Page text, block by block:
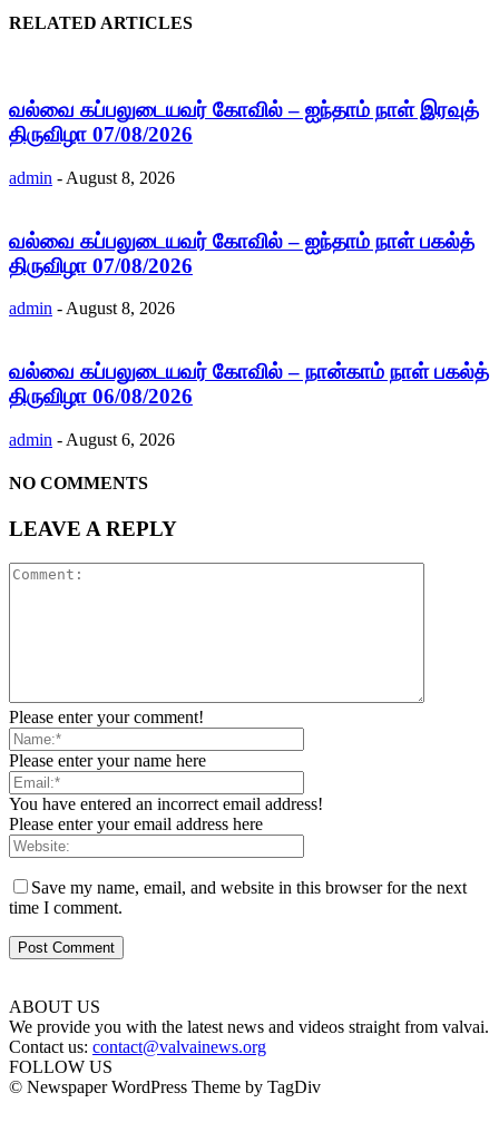
RELATED ARTICLES
வல்வை கப்பலுடையவர் கோவில் – ஐந்தாம் நாள் இரவுத்
திருவிழா 07/08/2026
admin - August 8, 2026
வல்வை கப்பலுடையவர் கோவில் – ஐந்தாம் நாள் பகல்த்
திருவிழா 07/08/2026
admin - August 8, 2026
வல்வை கப்பலுடையவர் கோவில் – நான்காம் நாள் பகல்த்
திருவிழா 06/08/2026
admin - August 6, 2026
NO COMMENTS
LEAVE A REPLY
Please enter your comment!
Please enter your name here
You have entered an incorrect email address!
Please enter your email address here
Save my name, email, and website in this browser for the next
time I comment.
ABOUT US
We provide you with the latest news and videos straight from valvai.
Contact us: contact@valvainews.org
FOLLOW US
© Newspaper WordPress Theme by TagDiv